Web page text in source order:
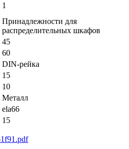
1
Принадлежности для
распределительных шкафов
45
60
DIN-рейка
15
10
Металл
ela66
15